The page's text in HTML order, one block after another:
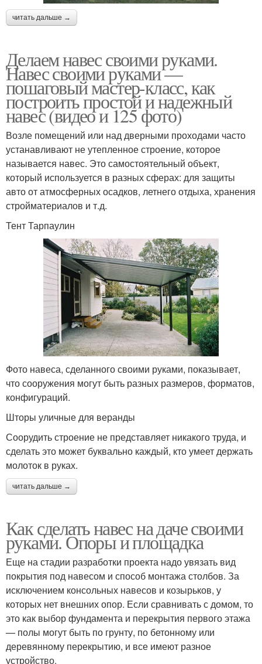
читать дальше →
Делаем навес своими руками.
Навес своими руками —
пошаговый мастер-класс, как
построить простой и надежный
навес (видео и 125 фото)
Возле помещений или над дверными проходами часто
устанавливают не утепленное строение, которое
называется навес. Это самостоятельный объект,
который используется в разных сферах: для защиты
авто от атмосферных осадков, летнего отдыха, хранения
стройматериалов и т.д.
Тент Тарпаулин
Фото навеса, сделанного своими руками, показывает,
что сооружения могут быть разных размеров, форматов,
конфигураций.
Шторы уличные для веранды
Соорудить строение не представляет никакого труда, и
сделать это может буквально каждый, кто умеет держать
молоток в руках.
читать дальше →
Как сделать навес на даче своими
руками. Опоры и площадка
Еще на стадии разработки проекта надо увязать вид
покрытия под навесом и способ монтажа столбов. За
исключением консольных навесов и козырьков, у
которых нет внешних опор. Если сравнивать с домом, то
это как выбор фундамента и перекрытия первого этажа
— полы могут быть по грунту, по бетонному или
деревянному перекрытию, и все имеют разное
устройство.